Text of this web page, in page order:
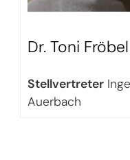
Dr. Toni Fröbel
Stellvertreter
Auerbach